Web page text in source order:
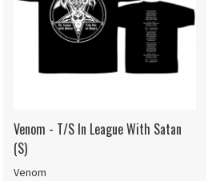
Venom - T/S In League With Satan
(S)
Venom